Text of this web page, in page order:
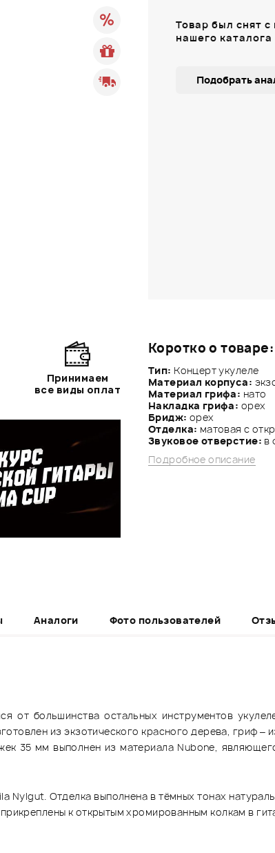
Коротко о товаре:
Тип: Концерт укулеле
Материал корпуса:
Материал грифа: нато
Накладка грифа: орех
Бридж: орех
Отделка: матовая с
Звуковое отверстие: в
Подробное описание
Товар был снят
нашего каталога
Подобрать
Принимаем
все виды оплат
Аналоги Фото пользователей
от большинства остальных инструментов
из экзотического красного дерева, гриф –
35 мм выполнен из материала Nubone,
Nylgut. Отделка выполнена в тёмных тонах
к открытым хромированным колкам в